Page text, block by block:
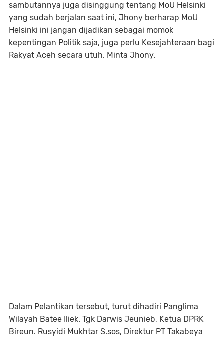
sambutannya juga disinggung tentang MoU Helsinki
yang sudah berjalan saat ini, Jhony berharap MoU
Helsinki ini jangan dijadikan sebagai momok
kepentingan Politik saja, juga perlu Kesejahteraan bagi
Rakyat Aceh secara utuh. Minta Jhony.
Dalam Pelantikan tersebut, turut dihadiri Panglima
Wilayah Batee Iliek. Tgk Darwis Jeunieb, Ketua DPRK
Bireun. Rusyidi Mukhtar S.sos, Direktur PT Takabeya